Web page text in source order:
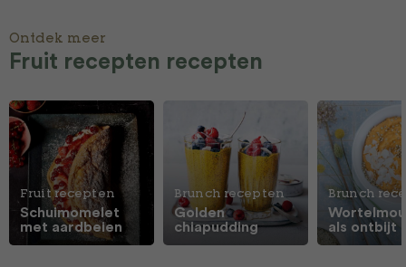
Ontdek meer
Fruit recepten recepten
Fruit recepten
Schuimomelet
met aardbeien
Brunch recepten
Golden
chiapudding
Brunch
als ontbijt